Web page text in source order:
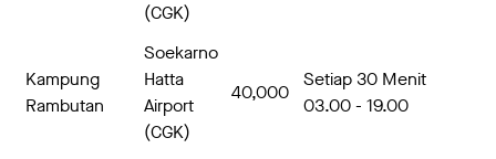
(CGK)
Kampung
Rambutan
Soekarno
Hatta
Airport
(CGK)
40,000
Setiap 30 Menit
03.00 - 19.00